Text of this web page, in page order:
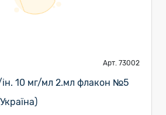
Арт. 73002
10 мг/мл 2.мл флакон №5